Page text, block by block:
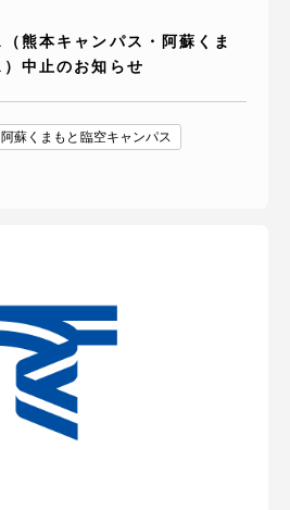
熊本キャンパス・阿蘇くま
中止のお知らせ
阿蘇くまもと臨空キャンパス